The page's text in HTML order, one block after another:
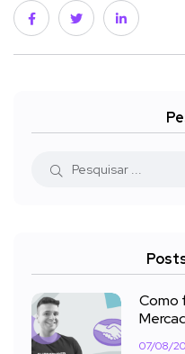
Como
07/08/